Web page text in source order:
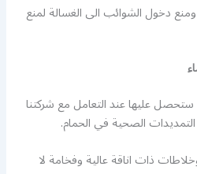
ومنع دخول الشوائب الى الغسالة لمنع
عليها عند التعامل مع شركتنا
الصحية في الحمام.
ذات اناقة عالية وفخامة لا